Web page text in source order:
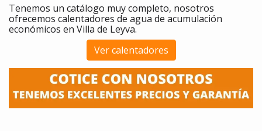
Tenemos un catálogo muy completo, nosotros
ofrecemos calentadores de agua de acumulación
económicos en Villa de Leyva.
Ver calentadores